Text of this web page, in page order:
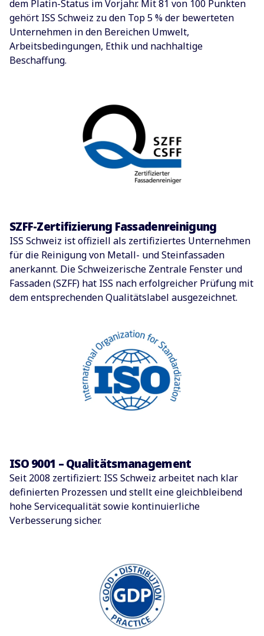
dem Platin-Status im Vorjahr. Mit 81 von 100 Punkten
gehört ISS Schweiz zu den Top 5 % der bewerteten
Unternehmen in den Bereichen Umwelt,
Arbeitsbedingungen, Ethik und nachhaltige
Beschaffung.
SZFF-Zertifizierung Fassadenreinigung
ISS Schweiz ist offiziell als zertifiziertes Unternehmen
für die Reinigung von Metall- und Steinfassaden
anerkannt. Die Schweizerische Zentrale Fenster und
Fassaden (SZFF) hat ISS nach erfolgreicher Prüfung mit
dem entsprechenden Qualitätslabel ausgezeichnet.
ISO 9001 – Qualitätsmanagement
Seit 2008 zertifiziert: ISS Schweiz arbeitet nach klar
definierten Prozessen und stellt eine gleichbleibend
hohe Servicequalität sowie kontinuierliche
Verbesserung sicher.